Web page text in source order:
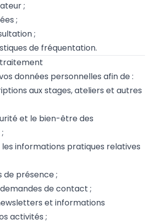
;
;
;
de fréquentation.
traitement
données personnelles afin de :
aux stages, ateliers et autres
et le bien-être des
informations pratiques relatives
de présence ;
de contact ;
et informations
activités ;